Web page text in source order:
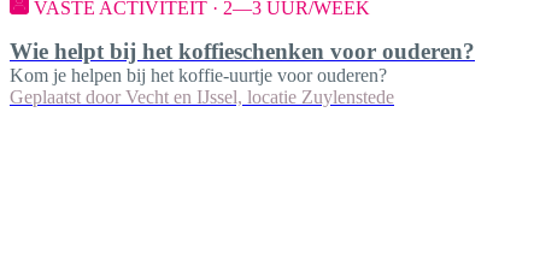
VASTE ACTIVITEIT · 2—3 UUR/WEEK
Wie helpt bij het koffieschenken voor ouderen?
Kom je helpen bij het koffie-uurtje voor ouderen?
Geplaatst door Vecht en IJssel, locatie Zuylenstede